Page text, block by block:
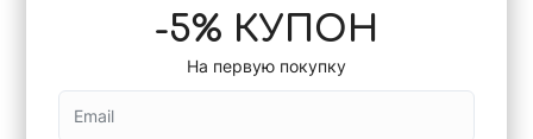
-5% КУПОН
На первую покупку